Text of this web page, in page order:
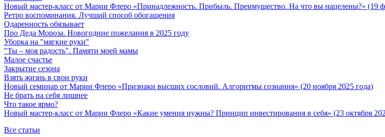
Новый мастер-класс от Марии Флеро «Принадлежность. Прибыль. Преимущество. На что вы нацелены?» (19
Ретро воспоминания. Лучший способ обогащения
Одаренность обязывает
Про Деда Мороза. Новогодние пожелания в 2025 году
Уборка на "мягкие руки"
"Ты – моя радость". Памяти моей мамы
Малое счастье
Закрытие сезона
Взять жизнь в свои руки
Новый семинар от Марии Флеро «Признаки высших сословий. Алгоритмы сознания» (20 ноября 2025 года)
Не брать на себя лишнее
Что такое ярмо?
Новый мастер-класс от Марии Флеро «Какие умения нужны? Принцип инвестирования в себя» (23 октября
Все статьи